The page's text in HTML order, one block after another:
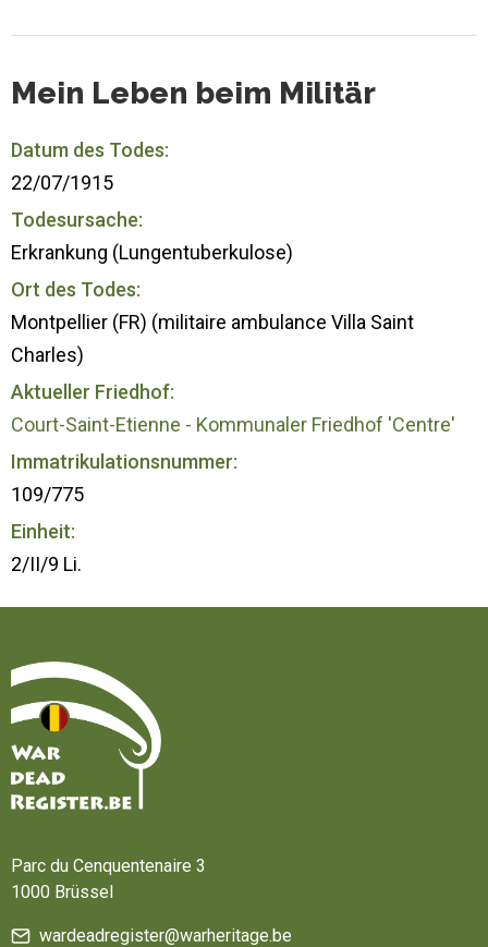
Mein Leben beim Militär
Datum des Todes:
22/07/1915
Todesursache:
Erkrankung (Lungentuberkulose)
Ort des Todes:
Montpellier (FR) (militaire ambulance Villa Saint
Charles)
Aktueller Friedhof:
Court-Saint-Etienne - Kommunaler Friedhof 'Centre'
Immatrikulationsnummer:
109/775
Einheit:
2/II/9 Li.
Parc du Cenquentenaire 3
1000 Brüssel
wardeadregister@warheritage.be